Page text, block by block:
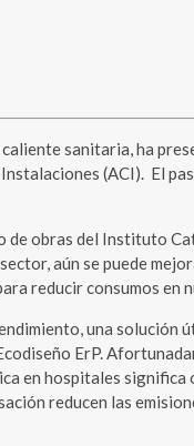
sanitaria, ha
(ACI). El
obras del Instituto
aún se puede
reducir consumos en
una solución
ErP.
en hospitales
reducen las